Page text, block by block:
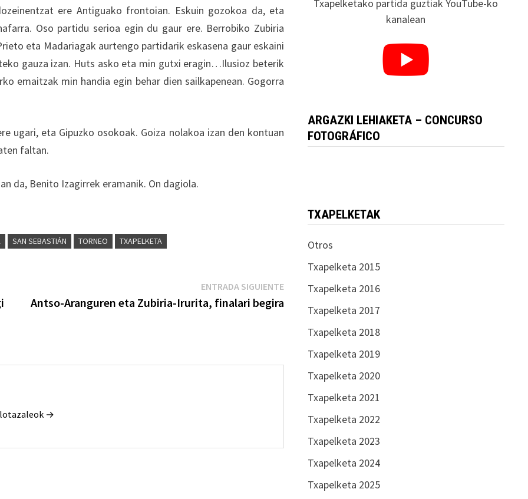
ere Antiguako frontoian. Eskuin gozokoa da, eta
Oso partidu serioa egin du gaur ere. Berrobiko Zubiria
eta Madariagak aurtengo partidarik eskasena gaur eskaini
gauza izan. Huts asko eta min gutxi eragin…Ilusioz beterik
emaitzak min handia egin behar dien sailkapenean. Gogorra
ugari, eta Gipuzko osokoak. Goiza nolakoa izan den kontuan
faltan.
da, Benito Izagirrek eramanik. On dagiola.
SAN SEBASTIÁN TORNEO TXAPELKETA
ENTRADA SIGUIENTEEntrada
siguiente:
Antso-Aranguren eta Zubiria-Irurita, finalari begira
→
Txapelketako partida guztiak YouTube-ko
kanalean
ARGAZKI LEHIAKETA – CONCURSO
FOTOGRÁFICO
TXAPELKETAK
Otros
Txapelketa 2015
Txapelketa 2016
Txapelketa 2017
Txapelketa 2018
Txapelketa 2019
Txapelketa 2020
Txapelketa 2021
Txapelketa 2022
Txapelketa 2023
Txapelketa 2024
Txapelketa 2025